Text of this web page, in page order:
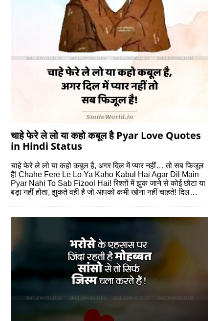
चाहे फेरे ले लो या कहो कबूल है Pyar Love Quotes
in Hindi Status
चाहे फेरे ले लो या कहो कबूल है, अगर दिल में प्यार नहीं… तो सब फिजूल
है! Chahe Fere Le Lo Ya Kaho Kabul Hai Agar Dil Main
Pyar Nahi To Sab Fizool Hai! रिश्तों में झुक जाने से कोई छोटा या
बड़ा नहीं होता, झुकते वही है जो आपको कभी खोना नहीं चाहते! दिल…